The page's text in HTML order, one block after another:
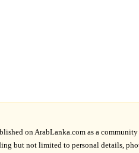
on ArabLanka.com as a
but not limited to personal details,